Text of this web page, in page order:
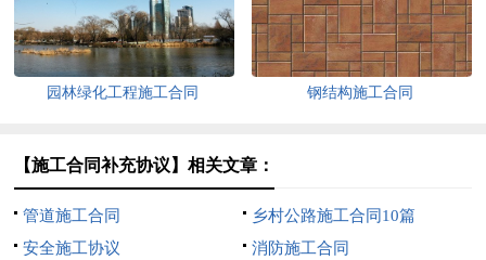
园林绿化工程施工合同 钢结构施工合同
【施工合同补充协议】相关文章：
管道施工合同
乡村公路施工合同10篇
安全施工协议
消防施工合同